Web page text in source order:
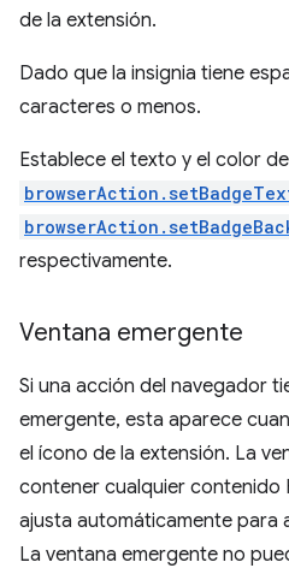
de la extensión.
Dado que la insignia tiene
caracteres o menos.
Establece el texto y el color
respectivamente.
Ventana emergente
Si una acción del navegador
emergente, esta aparece
el ícono de la extensión. La
contener cualquier contenido
ajusta automáticamente para
La ventana emergente no